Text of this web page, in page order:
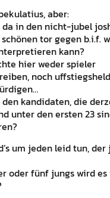
aber:
in den nicht-jubel
tor gegen b.i.f.
kann?
hier weder spieler
noch
den kandidaten, die
unter den ersten 23
um jeden leid tun, der
oder fünf jungs wird es